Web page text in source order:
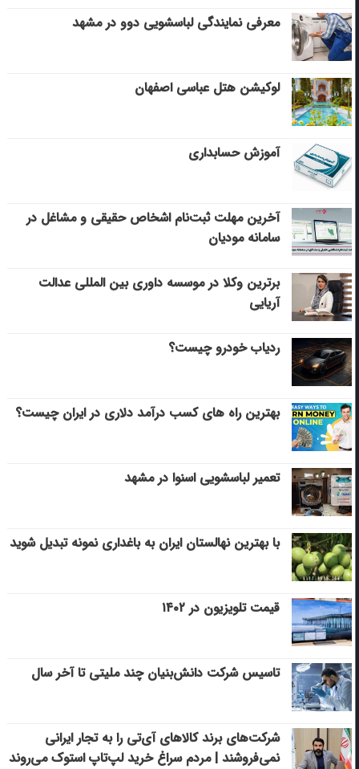
معرفی نمایندگی لباسشویی دوو در مشهد
لوکیشن هتل عباسی اصفهان
آموزش حسابداری
آخرین مهلت ثبت‌نام اشخاص حقیقی و مشاغل در
سامانه مودیان
برترین وکلا در موسسه داوری بین المللی عدالت
آریایی
ردیاب خودرو چیست؟
بهترین راه های کسب درآمد دلاری در ایران چیست؟
تعمیر لباسشویی اسنوا در مشهد
با بهترین نهالستان ایران به باغداری نمونه تبدیل شوید
قیمت تلویزیون در ۱۴۰۲
تاسیس شرکت دانش‌بنیان چند ملیتی تا آخر سال
شرکت‌های برند کالاهای آی‌تی را به تجار ایرانی
نمی‌فروشند | مردم سراغ خرید لپ‌تاپ استوک می‌روند